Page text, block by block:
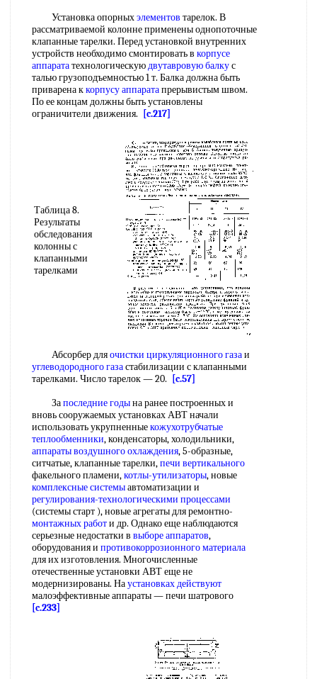
Установка опорныхэлементов тарелок. В
рассматриваемой колонне применены однопоточные
клапанные тарелки. Перед установкой внутренних
устройств необходимо смонтировать в корпусе
аппарататехнологическуюдвутавровую балкус
талью грузоподъемностью 1 т. Балка должна быть
приварена ккорпусу аппаратапрерывистым швом.
По ее концам должны быть установлены
ограничители движения.
[c.217]
Таблица 8.
Результаты
обследования
колонны с
клапанными
тарелками
Абсорбер дляочистки циркуляционного газаи
углеводородного газастабилизации с клапанными
тарелками. Число тарелок — 20.
[c.57]
Запоследние годына ранее построенных и
вновь сооружаемых установках АВТ начали
использовать укрупненныекожухотрубчатые
теплообменники, конденсаторы, холодильники,
аппараты воздушного охлаждения, 5-образные,
ситчатые, клапанные тарелки,печи вертикального
факельного пламени,котлы-утилизаторы, новые
комплексные системыавтоматизации и
регулирования-технологическими процессами
(системы старт ), новые агрегаты для ремонтно-
монтажных работи др. Однако еще наблюдаются
серьезные недостатки в выборе аппаратов,
оборудования и противокоррозионного материала
для их изготовления. Многочисленные
отечественные установки АВТ еще не
модернизированы. Наустановках действуют
малоэффективные аппараты — печи шатрового
[c.233]